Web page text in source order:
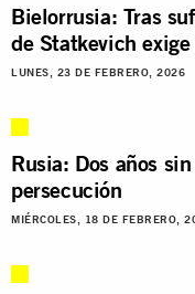
Bielorrusia: Tras
de Statkevich
LUNES, 23 DE FEBRERO, 2026
Rusia: Dos años
persecución
MIÉRCOLES, 18 DE FEBRERO,